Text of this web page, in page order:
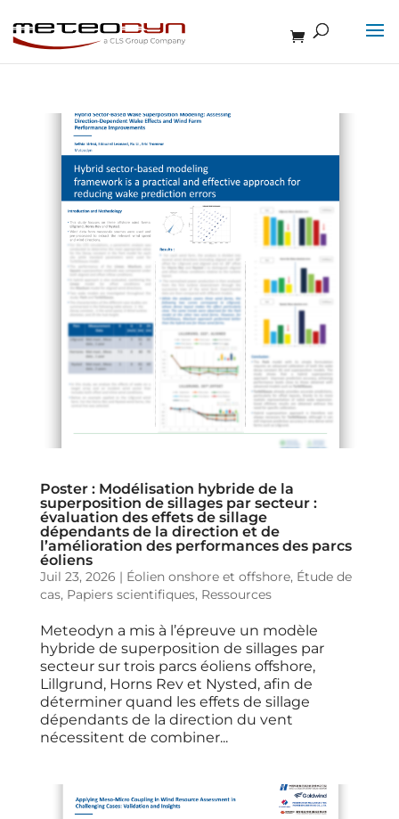
Poster : Modélisation hybride de la
superposition de sillages par secteur :
évaluation des effets de sillage
dépendants de la direction et de
l’amélioration des performances des parcs
éoliens
Juil 23, 2026 | Éolien onshore et offshore, Étude de
cas, Papiers scientifiques, Ressources
Meteodyn a mis à l’épreuve un modèle
hybride de superposition de sillages par
secteur sur trois parcs éoliens offshore,
Lillgrund, Horns Rev et Nysted, afin de
déterminer quand les effets de sillage
dépendants de la direction du vent
nécessitent de combiner...